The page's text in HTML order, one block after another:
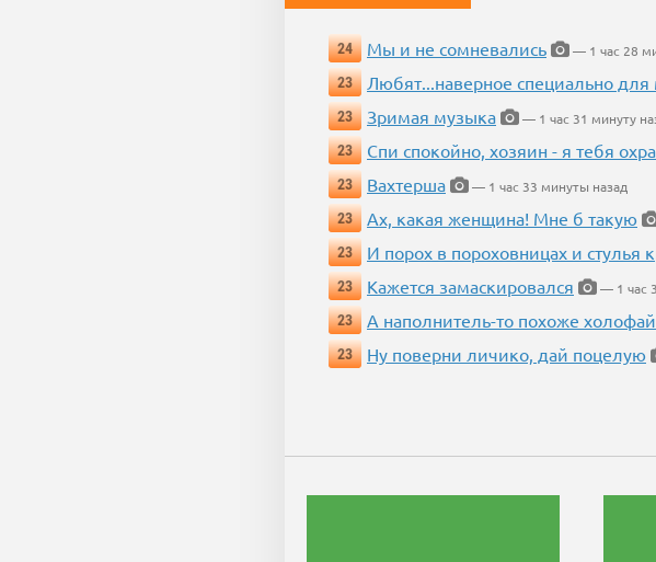
24 Мы и не сомневались
— 1 час 28
23
Любят...наверное специально
23
Зримая музыка
— 1 час 31 минуту
23
Спи спокойно, хозяин - я тебя
23
Вахтерша
— 1 час 33 минуты назад
23
Ах, какая женщина! Мне б такую
23
И порох в пороховницах и стулья
23
Кажется замаскировался
— 1 час
23
А наполнитель-то похоже
23
Ну поверни личико, дай поцелую